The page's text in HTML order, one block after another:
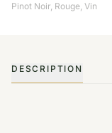
Pinot Noir, Rouge, Vin
DESCRIPTION